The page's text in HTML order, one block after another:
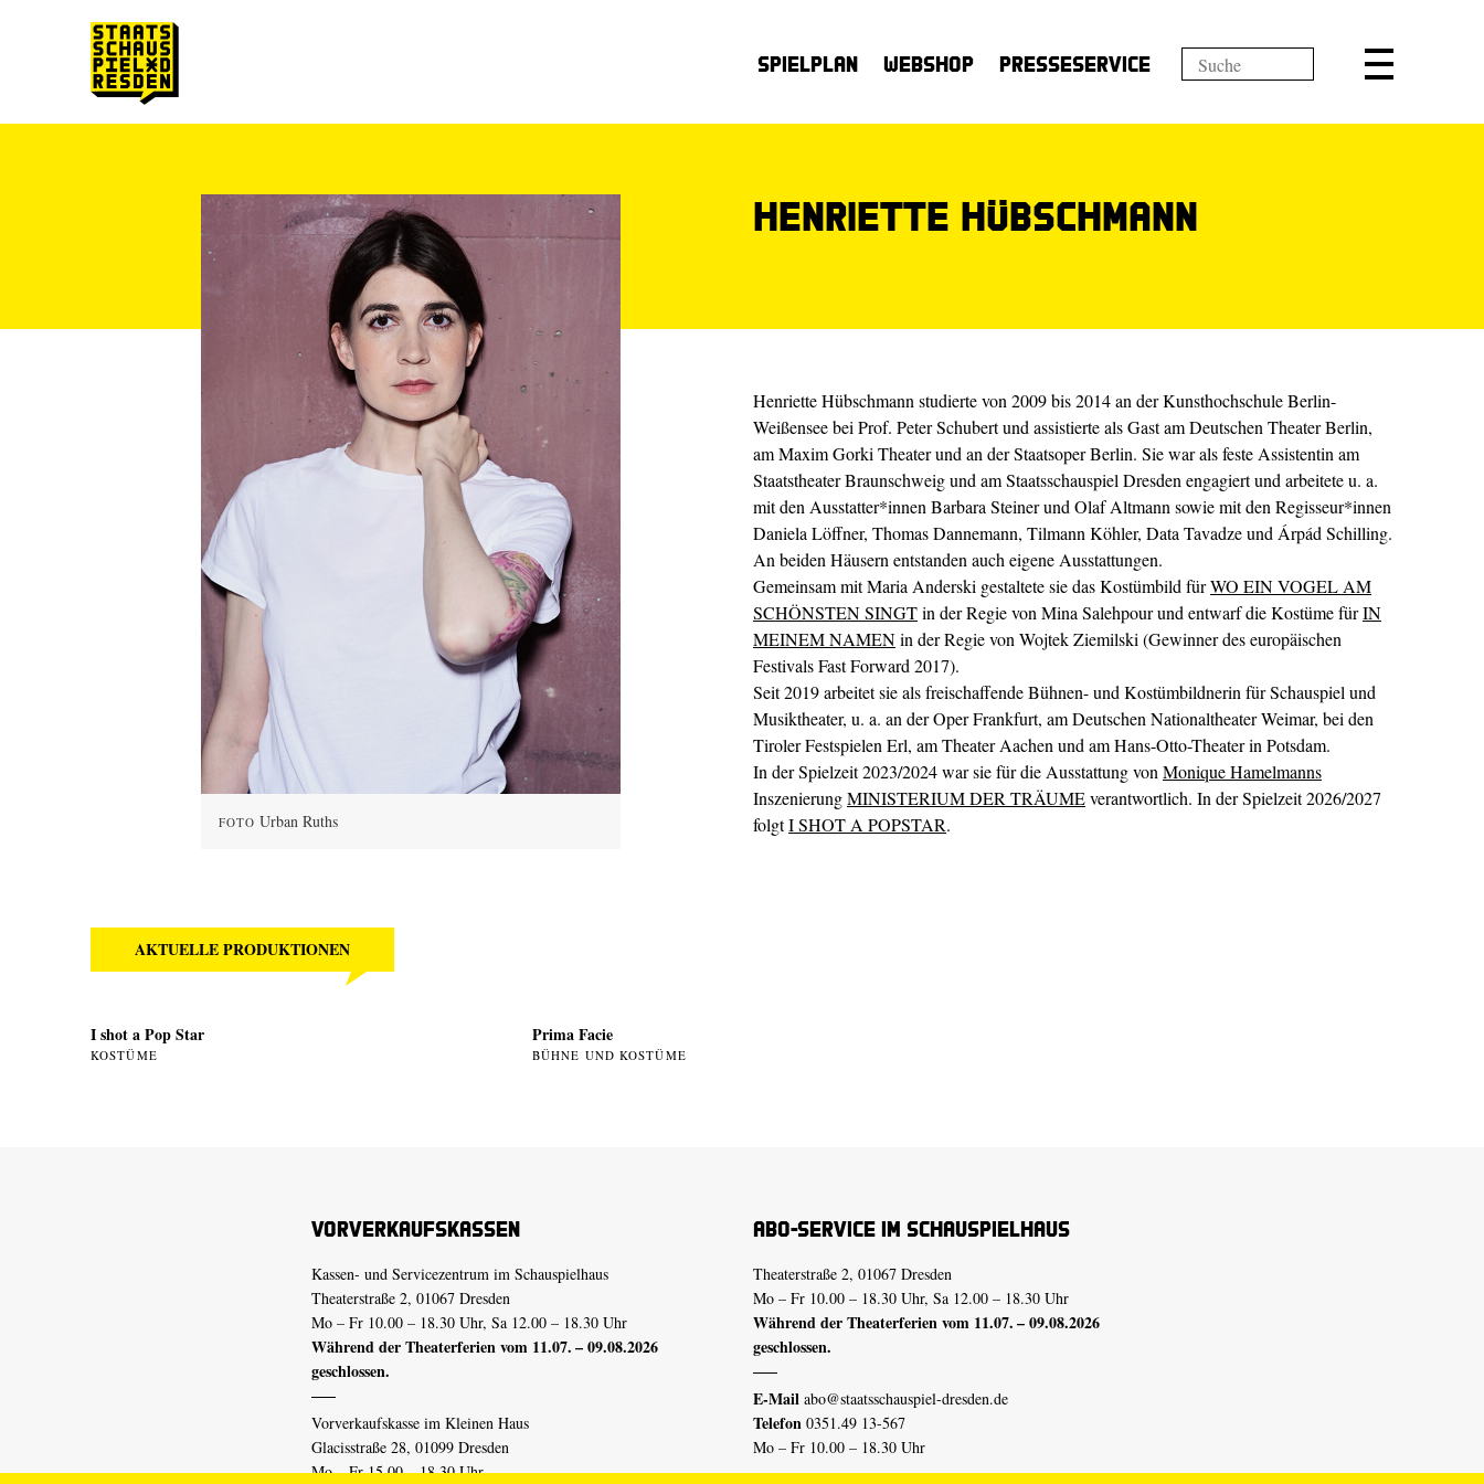
Spielplan Webshop Presseservice
FOTO Urban Ruths
Henriette Hübschmann
Henriette Hübschmann studierte von 2009 bis 2014 an der Kunsthochschule Berlin-
Weißensee bei Prof. Peter Schubert und assistierte als Gast am Deutschen Theater Berlin,
am Maxim Gorki Theater und an der Staatsoper Berlin. Sie war als feste Assistentin am
Staatstheater Braunschweig und am Staatsschauspiel Dresden engagiert und arbeitete u. a.
mit den Ausstatter*innen Barbara Steiner und Olaf Altmann sowie mit den Regisseur*innen
Daniela Löffner, Thomas Dannemann, Tilmann Köhler, Data Tavadze und Árpád Schilling.
An beiden Häusern entstanden auch eigene Ausstattungen.
Gemeinsam mit Maria Anderski gestaltete sie das Kostümbild fürWO EIN VOGEL AM
SCHÖNSTEN SINGTin der Regie von Mina Salehpour und entwarf die Kostüme fürIN
MEINEM NAMENin der Regie von Wojtek Ziemilski (Gewinner des europäischen
Festivals Fast Forward 2017).
Seit 2019 arbeitet sie als freischaffende Bühnen- und Kostümbildnerin für Schauspiel und
Musiktheater, u. a. an der Oper Frankfurt, am Deutschen Nationaltheater Weimar, bei den
Tiroler Festspielen Erl, am Theater Aachen und am Hans-Otto-Theater in Potsdam.
In der Spielzeit 2023/2024 war sie für die Ausstattung von Monique Hamelmanns
InszenierungMINISTERIUM DER TRÄUMEverantwortlich. In der Spielzeit 2026/2027
folgtI SHOT A POPSTAR.
AKTUELLE PRODUKTIONEN
I shot a Pop Star
KOSTÜME
Prima Facie
BÜHNE UND KOSTÜME
Vorverkaufskassen
Kassen- und Servicezentrum im Schauspielhaus
Theaterstraße 2, 01067 Dresden
Mo – Fr 10.00 – 18.30 Uhr, Sa 12.00 – 18.30 Uhr
Während der Theaterferien vom 11.07. – 09.08.2026
geschlossen.
Vorverkaufskasse im Kleinen Haus
Glacisstraße 28, 01099 Dresden
Mo – Fr 15.00 – 18.30 Uhr
Abo-Service im Schauspielhaus
Theaterstraße 2, 01067 Dresden
Mo – Fr 10.00 – 18.30 Uhr, Sa 12.00 – 18.30 Uhr
Während der Theaterferien vom 11.07. – 09.08.2026
geschlossen.
E-Mail abo@staatsschauspiel-dresden.de
Telefon 0351.49 13-567
Mo – Fr 10.00 – 18.30 Uhr